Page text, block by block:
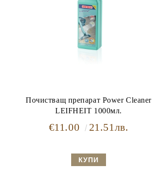
Почистващ препарат Power Cleaner
LEIFHEIT 1000мл.
€11.00 21.51лв.